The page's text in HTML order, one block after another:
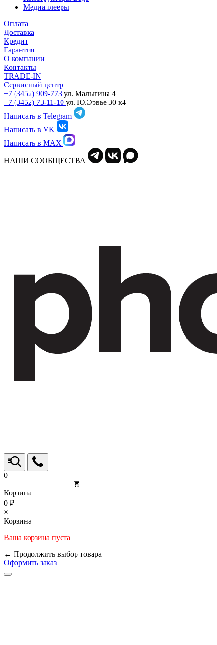
Медиаплееры
Оплата
Доставка
Кредит
Гарантия
О компании
Контакты
TRADE-IN
Сервисный центр
+7 (3452) 909-773 ул. Малыгина 4
+7 (3452) 73-11-10 ул. Ю.Эрвье 30 к4
Написать в Telegram
Написать в VK
Написать в MAX
НАШИ СООБЩЕСТВА
0
Корзина
0 ₽
×
Корзина
Ваша корзина пуста
← Продолжить выбор товара
Оформить заказ